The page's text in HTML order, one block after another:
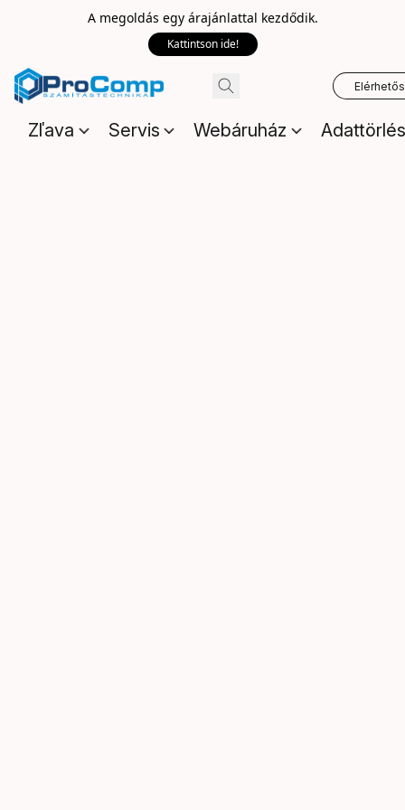
A megoldás egy árajánlattal kezdődik.
Kattintson ide!
Zľava Servis Webáruház